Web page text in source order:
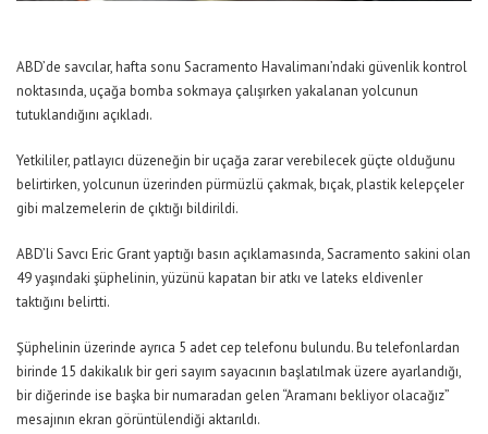
ABD’de savcılar, hafta sonu Sacramento Havalimanı’ndaki güvenlik kontrol
noktasında, uçağa bomba sokmaya çalışırken yakalanan yolcunun
tutuklandığını açıkladı.
Yetkililer, patlayıcı düzeneğin bir uçağa zarar verebilecek güçte olduğunu
belirtirken, yolcunun üzerinden pürmüzlü çakmak, bıçak, plastik kelepçeler
gibi malzemelerin de çıktığı bildirildi.
ABD’li Savcı Eric Grant yaptığı basın açıklamasında, Sacramento sakini olan
49 yaşındaki şüphelinin, yüzünü kapatan bir atkı ve lateks eldivenler
taktığını belirtti.
Şüphelinin üzerinde ayrıca 5 adet cep telefonu bulundu. Bu telefonlardan
birinde 15 dakikalık bir geri sayım sayacının başlatılmak üzere ayarlandığı,
bir diğerinde ise başka bir numaradan gelen “Aramanı bekliyor olacağız”
mesajının ekran görüntülendiği aktarıldı.